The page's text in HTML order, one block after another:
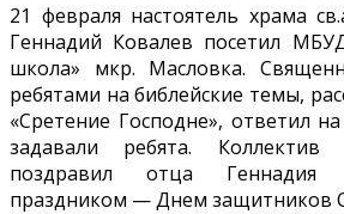
21 февраля настоятель храма
Геннадий Ковалев посетил
школа» мкр. Масловка.
ребятами набиблейские темы,
«Сретение Господне», ответил
задавали ребята.
поздравил отца Геннадия
праздником — Днем защитников